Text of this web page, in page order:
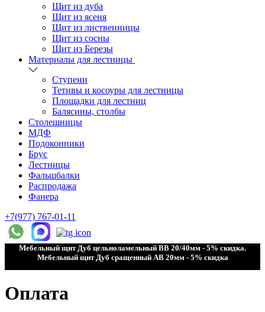
Щит из дуба
Щит из ясеня
Щит из лиственницы
Щит из сосны
Щит из Березы
Материалы для лестницы
Ступени
Тетивы и косоуры для лестницы
Площадки для лестниц
Балясины, столбы
Столешницы
МДФ
Подоконники
Брус
Лестницы
Фальшбалки
Распродажа
Фанера
+7(977) 767-01-11
Мебельный щит Дуб цельноламельный ВВ 20/40мм - 5% скидка.
Мебельный щит Дуб сращенный АВ 20мм - 5% скидка
Оплата